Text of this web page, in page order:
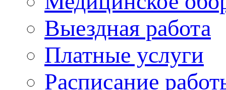
Выездная работа
Платные услуги
Расписание